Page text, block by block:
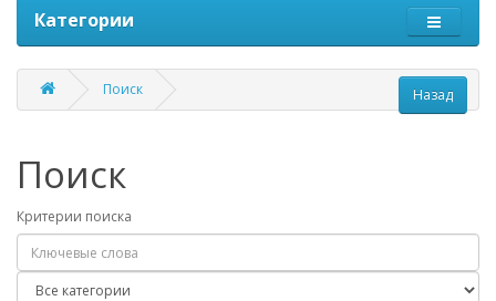
Категории
Поиск
Поиск
Критерии поиска